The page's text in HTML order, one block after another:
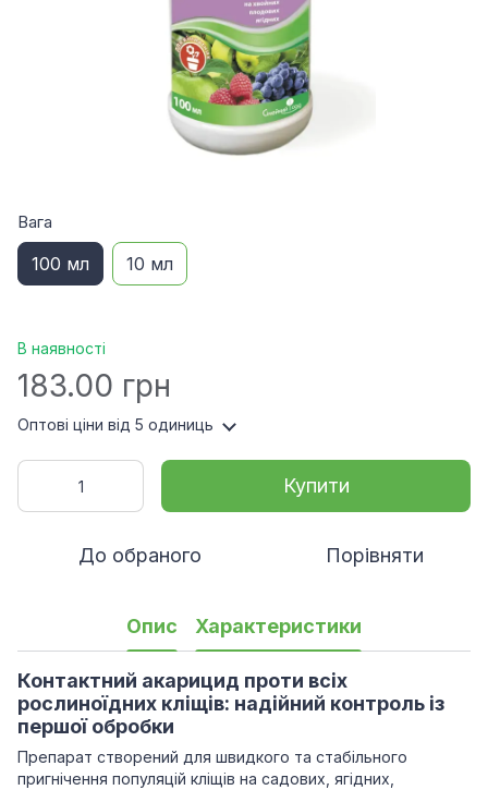
Вага
100 мл 10 мл
В наявності
183.00 грн
Оптові ціни від 5 одиниць
Купити
До обраного Порівняти
Опис Характеристики
Контактний акарицид проти всіх
рослиноїдних кліщів: надійний контроль із
першої обробки
Препарат створений для швидкого та стабільного
пригнічення популяцій кліщів на садових, ягідних,